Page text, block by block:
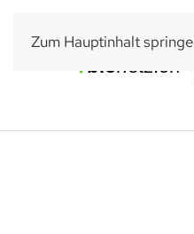
Zum Hauptinhalt